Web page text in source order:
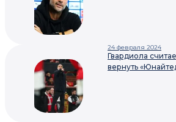
24 февраля 2024
Гвардиола
вернуть